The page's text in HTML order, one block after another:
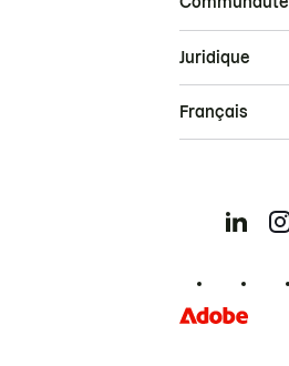
Juridique
Français